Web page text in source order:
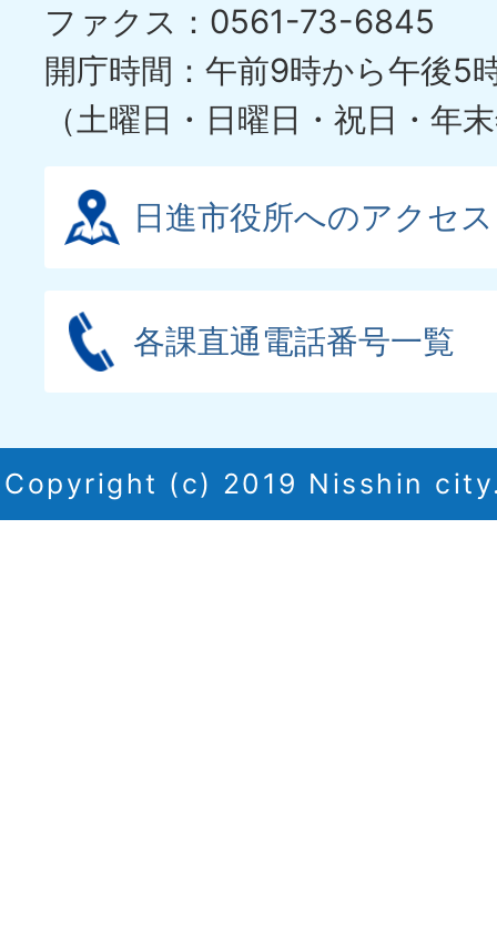
ファクス：0561-73-6845
開庁時間：午前9時から午後5
（土曜日・日曜日・祝日・年
日進市役所へのアクセス
各課直通電話番号一覧
Copyright (c) 2019 Nisshin